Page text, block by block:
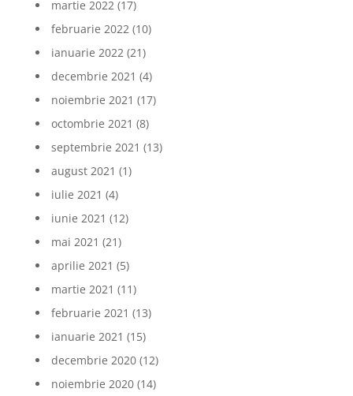
martie 2022 (17)
februarie 2022 (10)
ianuarie 2022 (21)
decembrie 2021 (4)
noiembrie 2021 (17)
octombrie 2021 (8)
septembrie 2021 (13)
august 2021 (1)
iulie 2021 (4)
iunie 2021 (12)
mai 2021 (21)
aprilie 2021 (5)
martie 2021 (11)
februarie 2021 (13)
ianuarie 2021 (15)
decembrie 2020(12)
noiembrie 2020(14)